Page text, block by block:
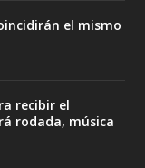
el mismo
recibir el
rodada, música